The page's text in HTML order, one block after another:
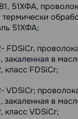
51ХФА,
51ХФА;
FDSiCr,
закаленная в
класс FDSiCr;
VDSiCr;
закаленная в
класс VDSiCr;